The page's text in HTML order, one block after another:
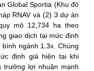
Global Sportia (Khu đô
RNAV và (2) 3 dự án
mô 12,734 ha theo
giao dịch tại mức định
ngành 1.3x. Chúng
định giá hiện tại khi
trưởng lợi nhuận mạnh